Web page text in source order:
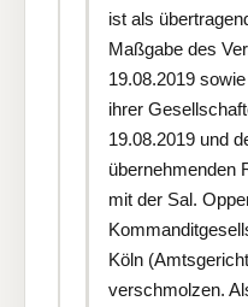
ist als
Maßgabe des
19.08.2019
ihrer
19.08.2019 und
übernehmenden
mit der Sal.
Köln
verschmolzen.